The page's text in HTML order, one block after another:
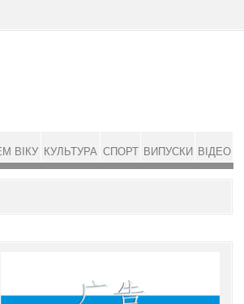
ВІКУ КУЛЬТУРА СПОРТ ВИПУСКИ ВІДЕО